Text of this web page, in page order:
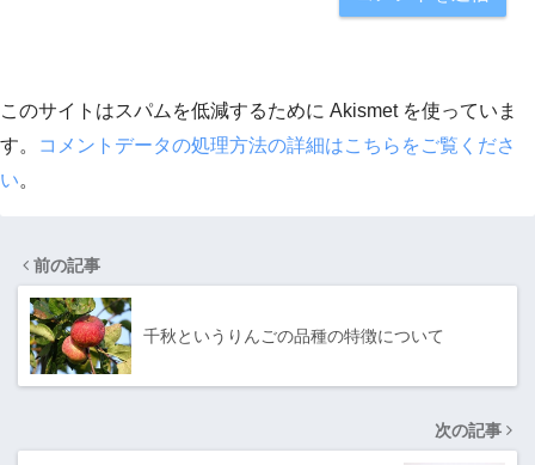
このサイトはスパムを低減するために Akismet を使っていま
す。
コメントデータの処理方法の詳細はこちらをご覧くださ
い。
前の記事
千秋というりんごの品種の特徴について
次の記事